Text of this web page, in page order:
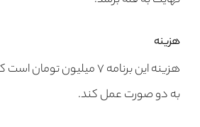
هزینه
هزینه این برنامه ۷ میلیون
به دو صورت عمل کند.